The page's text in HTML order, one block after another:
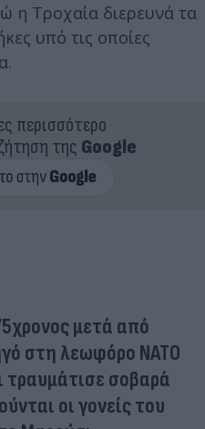
η Τροχαία διερευνά τα
υπό τις οποίες
περισσότερο
της Google
μετά από
στη λεωφόρο ΝΑΤΟ
τραυμάτισε σοβαρά
οι γονείς του